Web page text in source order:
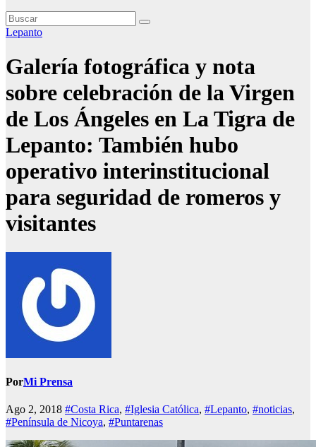
Lepanto
Galería fotográfica y nota
sobre celebración de la Virgen
de Los Ángeles en La Tigra de
Lepanto: También hubo
operativo interinstitucional
para seguridad de romeros y
visitantes
PorMi Prensa
Ago 2, 2018 #Costa Rica, #Iglesia Católica, #Lepanto, #noticias,
#Península de Nicoya, #Puntarenas